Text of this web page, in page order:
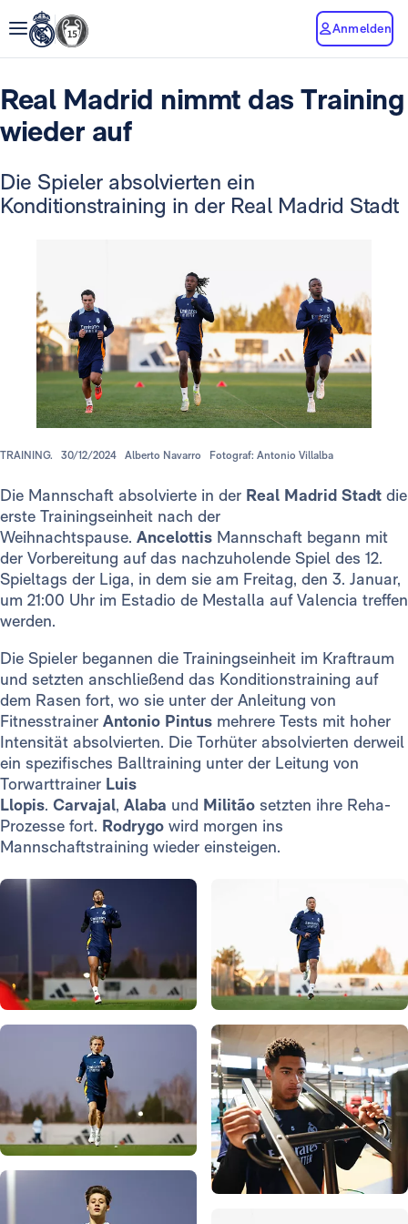
Anmelden
Real Madrid nimmt das Training
wieder auf
Die Spieler absolvierten ein
Konditionstraining in der Real Madrid Stadt
TRAINING. 30/12/2024 Alberto Navarro Fotograf: Antonio Villalba
Die Mannschaft absolvierte in der Real Madrid Stadt die
erste Trainingseinheit nach der
Weihnachtspause. Ancelottis Mannschaft begann mit
der Vorbereitung auf das nachzuholende Spiel des 12.
Spieltags der Liga, in dem sie am Freitag, den 3. Januar,
um 21:00 Uhr im Estadio de Mestalla auf Valencia treffen
werden.
Die Spieler begannen die Trainingseinheit im Kraftraum
und setzten anschließend das Konditionstraining auf
dem Rasen fort, wo sie unter der Anleitung von
Fitnesstrainer Antonio Pintus mehrere Tests mit hoher
Intensität absolvierten. Die Torhüter absolvierten derweil
ein spezifisches Balltraining unter der Leitung von
Torwarttrainer Luis
Llopis. Carvajal, Alaba und Militão setzten ihre Reha-
Prozesse fort. Rodrygo wird morgen ins
Mannschaftstraining wieder einsteigen.